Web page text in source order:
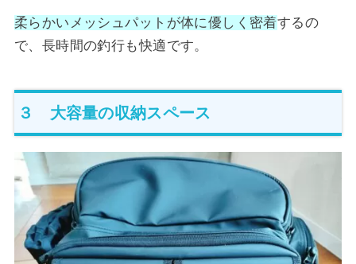
柔らかいメッシュパットが体に優しく密着するの
で、長時間の釣行も快適です。
３ 大容量の収納スペース